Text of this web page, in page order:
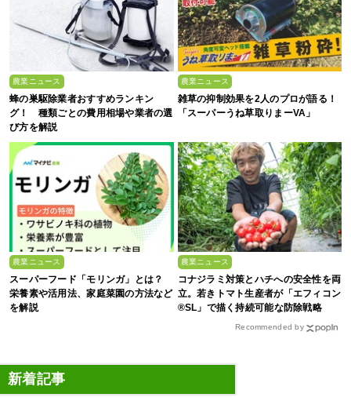
農業ニュース
蜂の巣駆除業者おすすめランキン
グ！ 種類ごとの費用相場や業者の選
び方を解説
農業ニュース
雑草の抑制効果を2人のプロが語る！
「スーパーうね草取りまーVA」
農業ニュース
スーパーフード「モリンガ」とは？
栄養素や活用法、家庭菜園の方法など
を解説
農業ニュース
コナジラミ対策とハチへの安全性を両
立。若きトマト生産者が「エフィコン
®SL」で描く持続可能な防除戦略
Recommended by
新着記事